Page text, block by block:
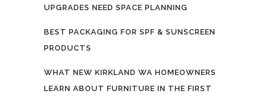
UPGRADES NEED SPACE PLANNING
BEST PACKAGING FOR SPF & SUNSCREEN
PRODUCTS
WHAT NEW KIRKLAND WA HOMEOWNERS
LEARN ABOUT FURNITURE IN THE FIRST